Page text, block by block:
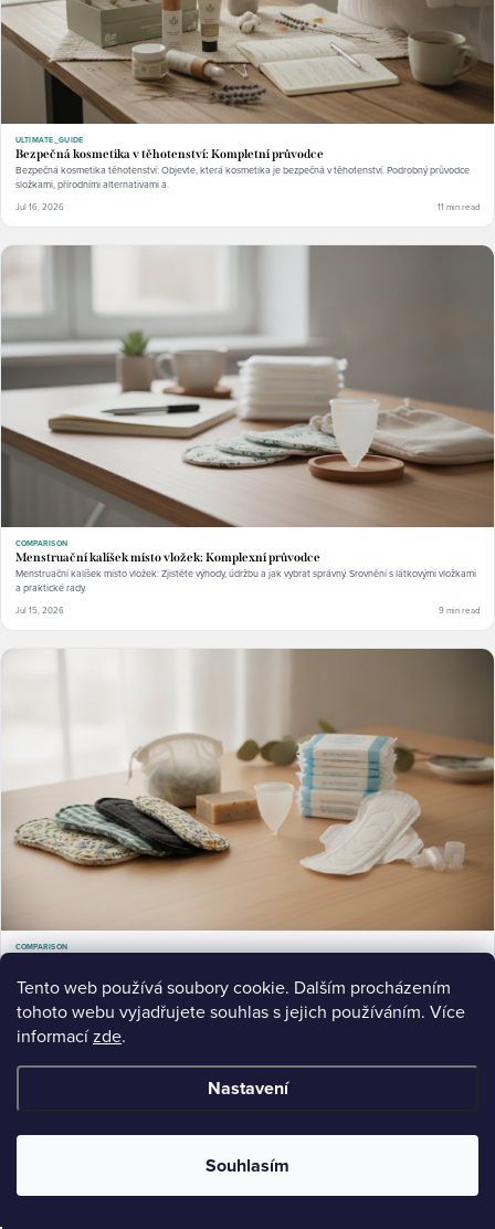
Tento web používá soubory cookie. Dalším procházením
tohoto webu vyjadřujete souhlas s jejich používáním. Více
informacízde.
Nastavení
Souhlasím
ULTIMATE_GUIDE
Bezpečná kosmetika v těhotenství: Kompletní průvodce
Bezpečná kosmetika těhotenství: Objevte, která kosmetika je bezpečná v těhotenství. Podrobný průvodce
složkami, přírodními alternativami a.
Jul 16, 2026 11 min read
COMPARISON
Menstruační kalíšek místo vložek: Komplexní průvodce
Menstruační kalíšek místo vložek: Zjistěte výhody, údržbu a jak vybrat správný. Srovnění s látkovými vložkami
a praktické rady.
Jul 15, 2026 9 min read
COMPARISON
savosti, ceně, ekologii a zdraví.
Jul 14, 2026 13 min read